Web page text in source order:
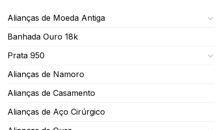
Alianças de Moeda Antiga
Banhada Ouro 18k
Prata 950
Alianças de Namoro
Alianças de Casamento
Alianças de Aço Cirúrgico